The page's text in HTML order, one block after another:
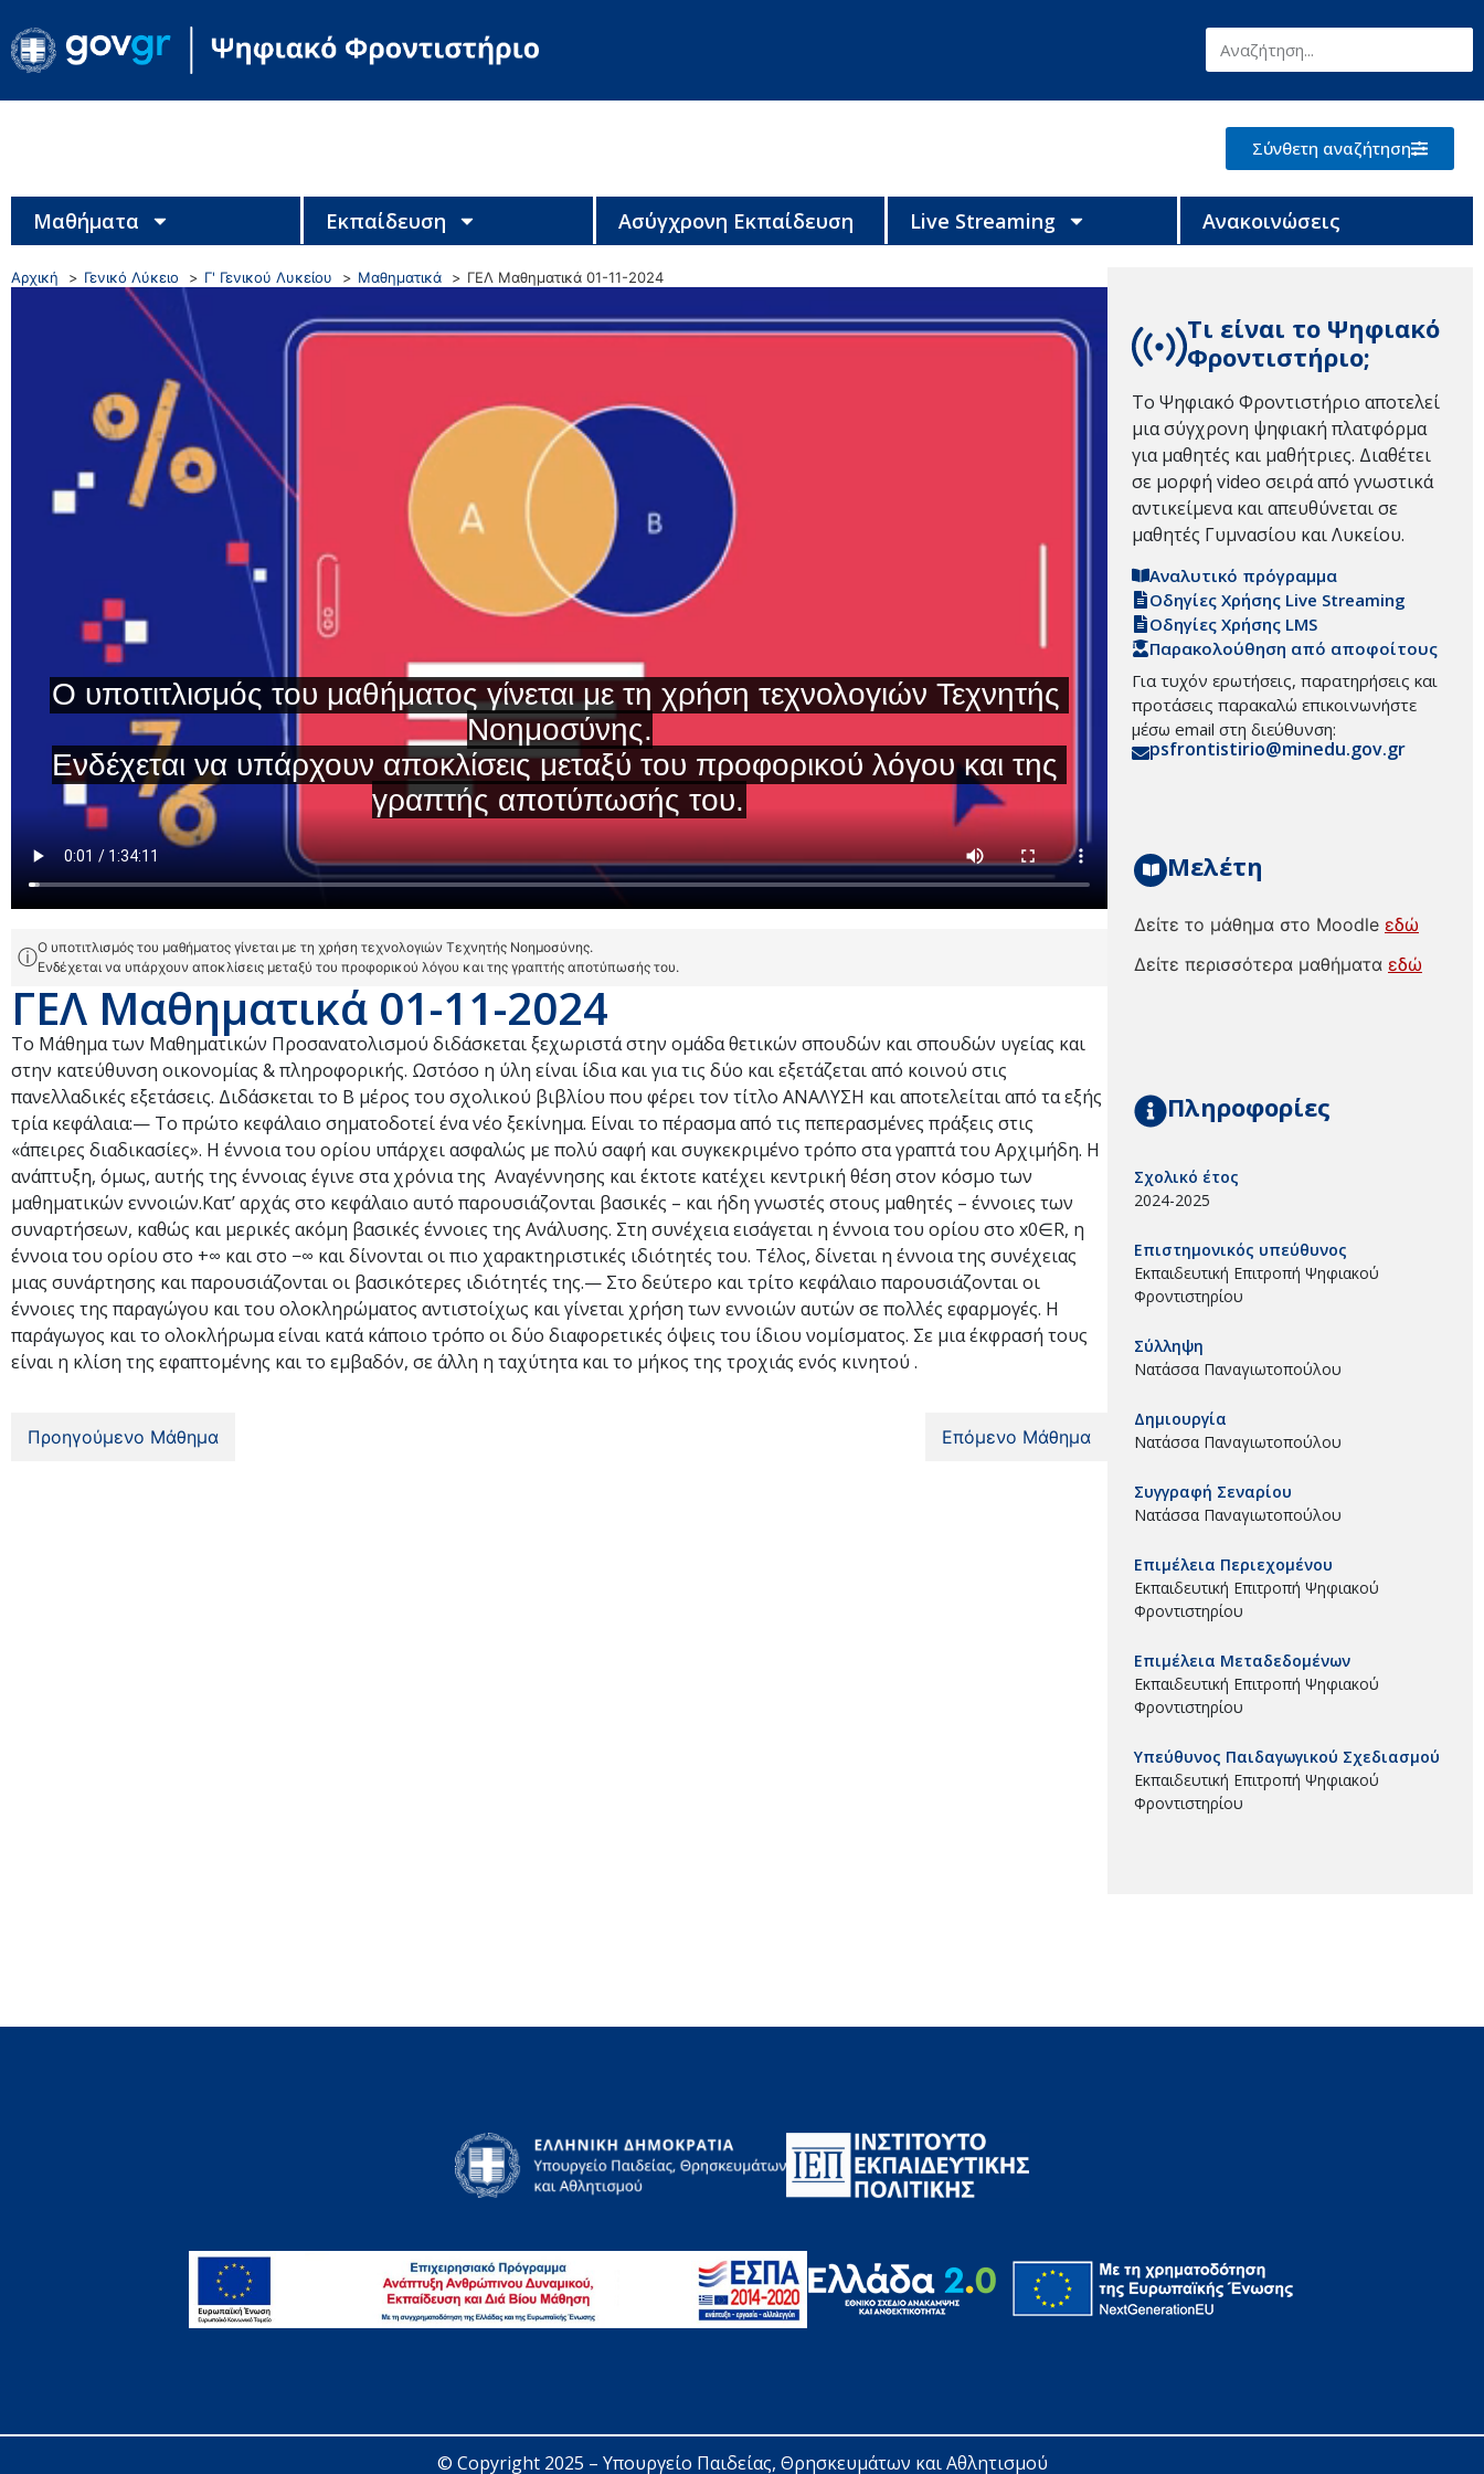
Σύνθετη αναζήτηση
Μαθήματα Εκπαίδευση Ασύγχρονη Εκπαίδευση Live Streaming Ανακοινώσεις
Αρχική Γενικό Λύκειο Γ' Γενικού Λυκείου Μαθηματικά ΓΕΛ Μαθηματικά 01-11-2024
ⓘΟ υποτιτλισμός του μαθήματος γίνεται με τη χρήση τεχνολογιών Τεχνητής Νοημοσύνης.
Ενδέχεται να υπάρχουν αποκλίσεις μεταξύ του προφορικού λόγου και της γραπτής αποτύπωσής του.
ΓΕΛ Μαθηματικά 01-11-2024
Το Μάθημα των Μαθηματικών Προσανατολισμού διδάσκεται ξεχωριστά στην ομάδα θετικών σπουδών και σπουδών υγείας και
στην κατεύθυνση οικονομίας & πληροφορικής. Ωστόσο η ύλη είναι ίδια και για τις δύο και εξετάζεται από κοινού στις
πανελλαδικές εξετάσεις. Διδάσκεται το Β μέρος του σχολικού βιβλίου που φέρει τον τίτλο ΑΝΑΛΥΣΗ και αποτελείται από τα εξής
τρία κεφάλαια:— Το πρώτο κεφάλαιο σηματοδοτεί ένα νέο ξεκίνημα. Είναι το πέρασμα από τις πεπερασμένες πράξεις στις
«άπειρες διαδικασίες». Η έννοια του ορίου υπάρχει ασφαλώς με πολύ σαφή και συγκεκριμένο τρόπο στα γραπτά του Αρχιμήδη. Η
ανάπτυξη, όμως, αυτής της έννοιας έγινε στα χρόνια της Αναγέννησης και έκτοτε κατέχει κεντρική θέση στον κόσμο των
μαθηματικών εννοιών.Κατ’ αρχάς στο κεφάλαιο αυτό παρουσιάζονται βασικές – και ήδη γνωστές στους μαθητές – έννοιες των
συναρτήσεων, καθώς και μερικές ακόμη βασικές έννοιες της Ανάλυσης. Στη συνέχεια εισάγεται η έννοια του ορίου στο x0∈R, η
έννοια του ορίου στο +∞ και στο −∞ και δίνονται οι πιο χαρακτηριστικές ιδιότητές του. Τέλος, δίνεται η έννοια της συνέχειας
μιας συνάρτησης και παρουσιάζονται οι βασικότερες ιδιότητές της.— Στο δεύτερο και τρίτο κεφάλαιο παρουσιάζονται οι
έννοιες της παραγώγου και του ολοκληρώματος αντιστοίχως και γίνεται χρήση των εννοιών αυτών σε πολλές εφαρμογές. Η
παράγωγος και το ολοκλήρωμα είναι κατά κάποιο τρόπο οι δύο διαφορετικές όψεις του ίδιου νομίσματος. Σε μια έκφρασή τους
είναι η κλίση της εφαπτομένης και το εμβαδόν, σε άλλη η ταχύτητα και το μήκος της τροχιάς ενός κινητού .
Προηγούμενο Μάθημα Επόμενο Μάθημα
Τι είναι το Ψηφιακό
Φροντιστήριο;
Το Ψηφιακό Φροντιστήριο αποτελεί
μια σύγχρονη ψηφιακή πλατφόρμα
για μαθητές και μαθήτριες. Διαθέτει
σε μορφή video σειρά από γνωστικά
αντικείμενα και απευθύνεται σε
μαθητές Γυμνασίου και Λυκείου.
Αναλυτικό πρόγραμμα
Οδηγίες Χρήσης Live Streaming
Οδηγίες Χρήσης LMS
Παρακολούθηση από αποφοίτους
Για τυχόν ερωτήσεις, παρατηρήσεις και
προτάσεις παρακαλώ επικοινωνήστε
μέσω email στη διεύθυνση:
psfrontistirio@minedu.gov.gr
Μελέτη
Δείτε το μάθημα στο Moodle εδώ
Δείτε περισσότερα μαθήματα εδώ
Πληροφορίες
Σχολικό έτος
2024-2025
Επιστημονικός υπεύθυνος
Εκπαιδευτική Επιτροπή Ψηφιακού
Φροντιστηρίου
Σύλληψη
Νατάσσα Παναγιωτοπούλου
Δημιουργία
Νατάσσα Παναγιωτοπούλου
Συγγραφή Σεναρίου
Νατάσσα Παναγιωτοπούλου
Επιμέλεια Περιεχομένου
Εκπαιδευτική Επιτροπή Ψηφιακού
Φροντιστηρίου
Επιμέλεια Μεταδεδομένων
Εκπαιδευτική Επιτροπή Ψηφιακού
Φροντιστηρίου
Υπεύθυνος Παιδαγωγικού Σχεδιασμού
Εκπαιδευτική Επιτροπή Ψηφιακού
Φροντιστηρίου
© Copyright 2025 – Υπουργείο Παιδείας, Θρησκευμάτων και Αθλητισμού